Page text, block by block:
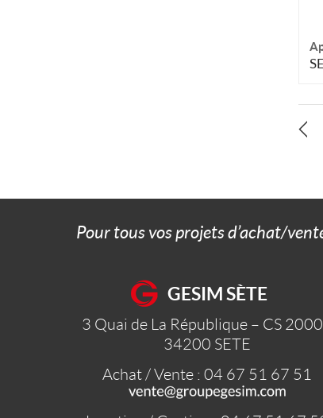
Pour tous vos projets d’achat/
GESIM SÈTE
3 Quai de La République – CS
34200 SETE
Achat / Vente : 04 67 51 67 51